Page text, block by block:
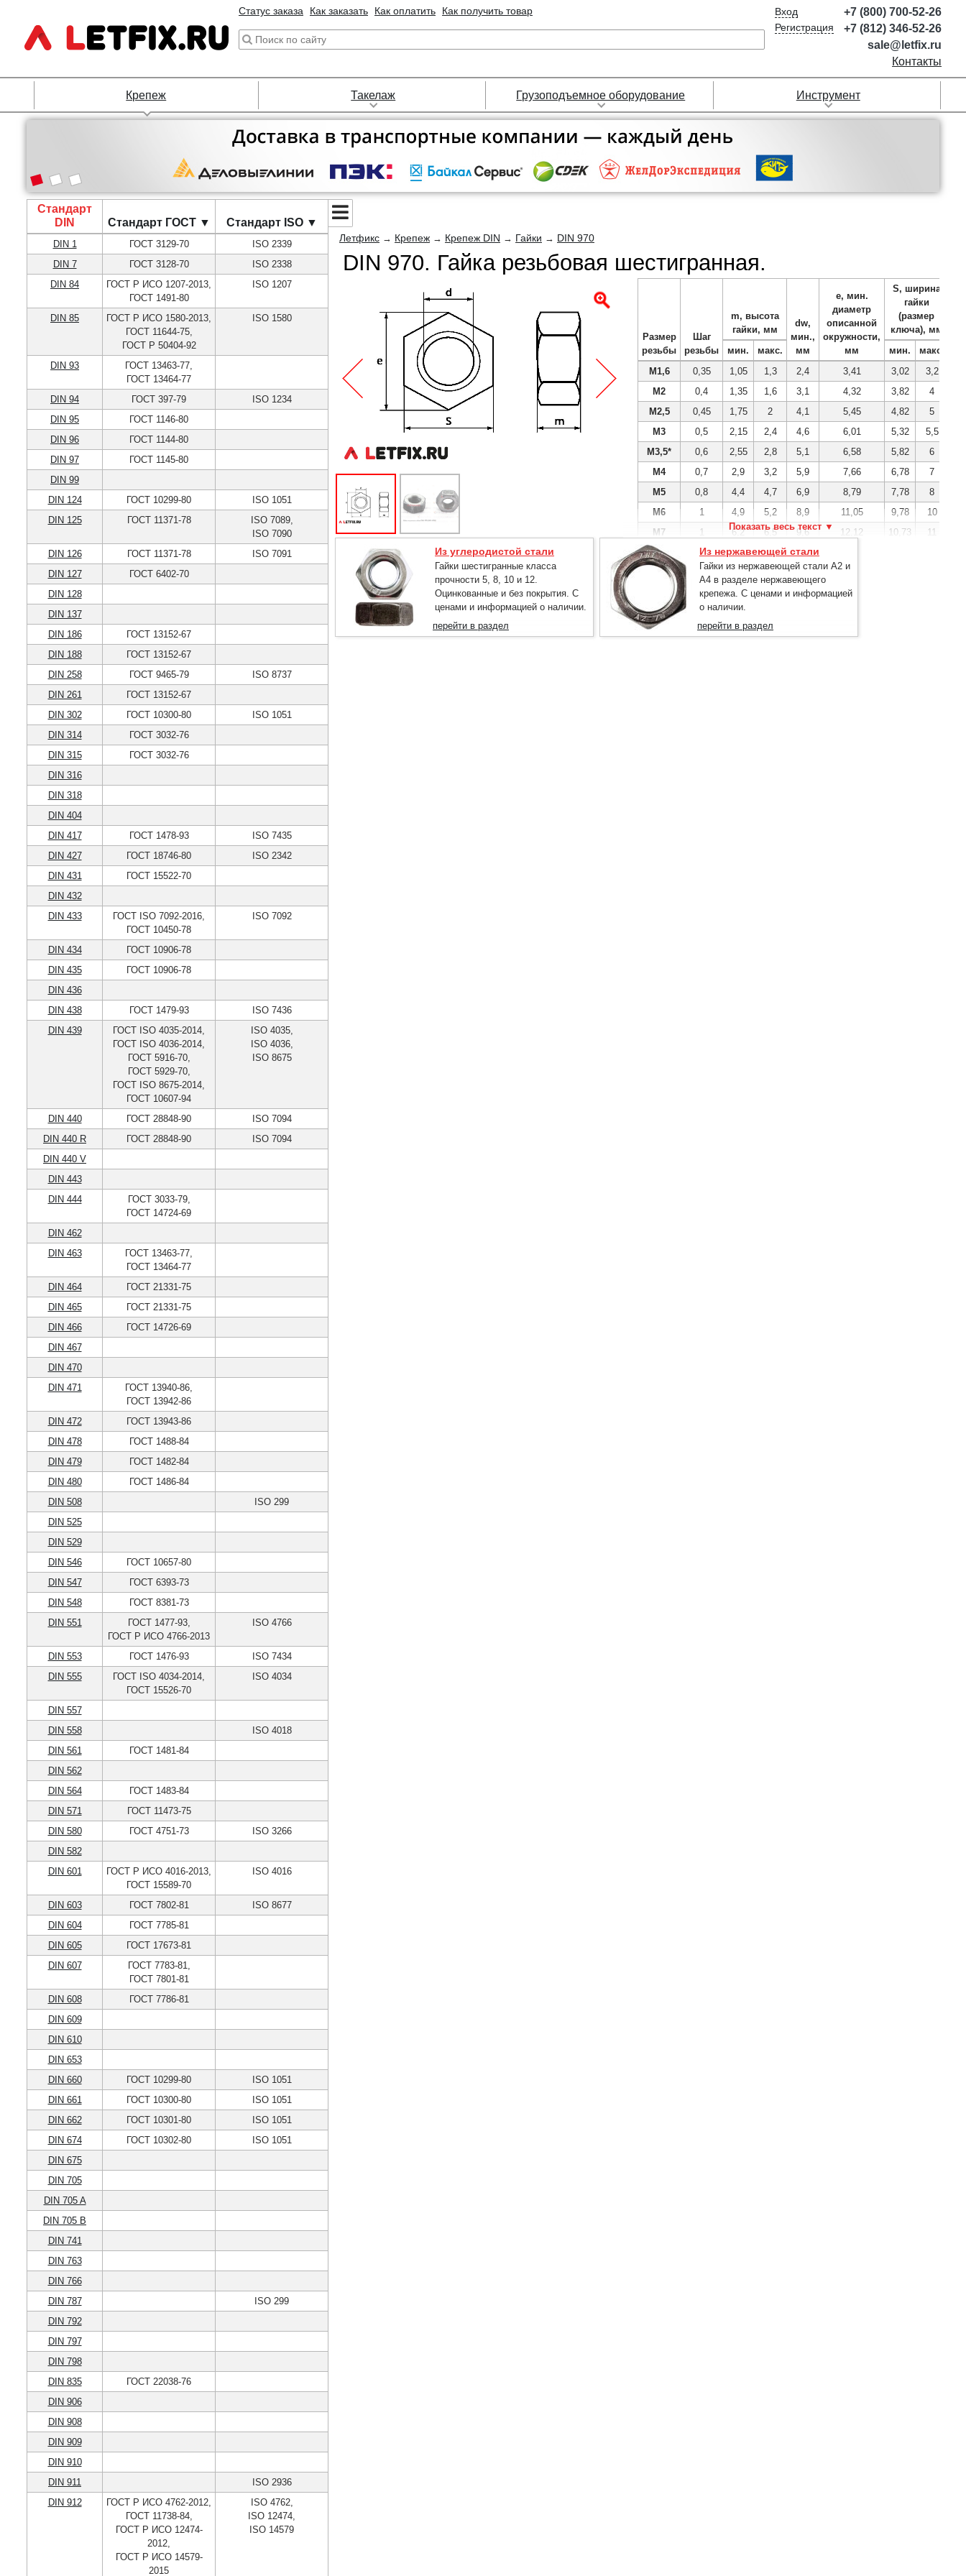
Статус заказа Как заказать Как оплатить Как получить товар
Вход
Регистрация
+7 (800) 700-52-26
+7 (812) 346-52-26
sale@letfix.ru
Контакты
Крепеж Такелаж Грузоподъемное оборудование Инструмент
Стандарт
DIN
Стандарт ГОСТ ▼ Стандарт ISO ▼
DIN 1 ГОСТ 3129-70
ISO 2339
DIN 7
ГОСТ 3128-70
ISO 2338
DIN 84
ГОСТ Р ИСО 1207-2013,
ГОСТ 1491-80
ISO 1207
DIN 85
ГОСТ Р ИСО 1580-2013,
ГОСТ 11644-75,
ГОСТ Р 50404-92
ISO 1580
DIN 93
ГОСТ 13463-77,
ГОСТ 13464-77
DIN 94
ГОСТ 397-79
ISO 1234
DIN 95
ГОСТ 1146-80
DIN 96
ГОСТ 1144-80
DIN 97
ГОСТ 1145-80
DIN 99
DIN 124
ГОСТ 10299-80
ISO 1051
DIN 125
ГОСТ 11371-78
ISO 7089,
ISO 7090
DIN 126
ГОСТ 11371-78
ISO 7091
DIN 127
ГОСТ 6402-70
DIN 128
DIN 137
DIN 186
ГОСТ 13152-67
DIN 188
ГОСТ 13152-67
DIN 258
ГОСТ 9465-79
ISO 8737
DIN 261
ГОСТ 13152-67
DIN 302
ГОСТ 10300-80
ISO 1051
DIN 314
ГОСТ 3032-76
DIN 315
ГОСТ 3032-76
DIN 316
DIN 318
DIN 404
DIN 417
ГОСТ 1478-93
ISO 7435
DIN 427
ГОСТ 18746-80
ISO 2342
DIN 431
ГОСТ 15522-70
DIN 432
DIN 433
ГОСТ ISO 7092-2016,
ГОСТ 10450-78
ISO 7092
DIN 434
ГОСТ 10906-78
DIN 435
ГОСТ 10906-78
DIN 436
DIN 438
ГОСТ 1479-93
ISO 7436
DIN 439
ГОСТ ISO 4035-2014,
ГОСТ ISO 4036-2014,
ГОСТ 5916-70,
ГОСТ 5929-70,
ГОСТ ISO 8675-2014,
ГОСТ 10607-94
ISO 4035,
ISO 4036,
ISO 8675
DIN 440 ГОСТ 28848-90
ISO 7094
DIN 440 R
ГОСТ 28848-90
ISO 7094
DIN 440 V
DIN 443
DIN 444
ГОСТ 3033-79,
ГОСТ 14724-69
DIN 462
DIN 463
ГОСТ 13463-77,
ГОСТ 13464-77
DIN 464
ГОСТ 21331-75
DIN 465
ГОСТ 21331-75
DIN 466
ГОСТ 14726-69
DIN 467
DIN 470
DIN 471
ГОСТ 13940-86,
ГОСТ 13942-86
DIN 472
ГОСТ 13943-86
DIN 478
ГОСТ 1488-84
DIN 479
ГОСТ 1482-84
DIN 480
ГОСТ 1486-84
DIN 508
ISO 299
DIN 525
DIN 529
DIN 546
ГОСТ 10657-80
DIN 547
ГОСТ 6393-73
DIN 548
ГОСТ 8381-73
DIN 551
ГОСТ 1477-93,
ГОСТ Р ИСО 4766-2013
ISO 4766
DIN 553 ГОСТ 1476-93
ISO 7434
DIN 555
ГОСТ ISO 4034-2014,
ГОСТ 15526-70
ISO 4034
DIN 557
DIN 558
ISO 4018
DIN 561
ГОСТ 1481-84
DIN 562
DIN 564
ГОСТ 1483-84
DIN 571
ГОСТ 11473-75
DIN 580
ГОСТ 4751-73
ISO 3266
DIN 582
DIN 601
ГОСТ Р ИСО 4016-2013,
ГОСТ 15589-70
ISO 4016
DIN 603 ГОСТ 7802-81
ISO 8677
DIN 604
ГОСТ 7785-81
DIN 605
ГОСТ 17673-81
DIN 607
ГОСТ 7783-81,
ГОСТ 7801-81
DIN 608
ГОСТ 7786-81
DIN 609
DIN 610
DIN 653
DIN 660
ГОСТ 10299-80
ISO 1051
DIN 661
ГОСТ 10300-80
ISO 1051
DIN 662
ГОСТ 10301-80
ISO 1051
DIN 674
ГОСТ 10302-80
ISO 1051
DIN 675
DIN 705
DIN 705 A
DIN 705 B
DIN 741
DIN 763
DIN 766
DIN 787
ISO 299
DIN 792
DIN 797
DIN 798
DIN 835
ГОСТ 22038-76
DIN 906
DIN 908
DIN 909
DIN 910
DIN 911
ISO 2936
DIN 912
ГОСТ Р ИСО 4762-2012,
ГОСТ 11738-84,
ГОСТ Р ИСО 12474-
2012,
ГОСТ Р ИСО 14579-
2015
ISO 4762,
ISO 12474,
ISO 14579
Летфикс → Крепеж → Крепеж DIN → Гайки → DIN 970
DIN 970. Гайка резьбовая шестигранная.
Размер
резьбы
Шаг
резьбы
m, высота
гайки, мм
dw,
мин.,
мм
e, мин.
диаметр
описанной
окружности,
мм
S, ширина
гайки
(размер
ключа), мм
мин.
макс. мин.
макс.
М1,6
0,35 1,05 1,3 2,4 3,41 3,02
3,2
М2
0,4 1,35 1,6 3,1 4,32 3,82
4
М2,5
0,45 1,75 2 4,1 5,45 4,82
5
М3
0,5 2,15 2,4 4,6 6,01 5,32
5,5
М3,5*
0,6 2,55 2,8 5,1 6,58 5,82
6
М4
0,7 2,9 3,2 5,9 7,66 6,78
7
М5
0,8 4,4 4,7 6,9 8,79 7,78
8
М6
1 4,9 5,2 8,9 11,05 9,78
10
М7
1 6,2 6,5 9,6 12,12 10,73
11
М8
1,25 6,44 6,8 11,6
М10
1,5 8,04 8,4 14,6 17,77
1,75 10,37 10,8 16,6 20,03
М14*
2 12,1
М16
2 14,1 14,8
Из углеродистой стали
Гайки шестигранные класса
прочности 5, 8, 10 и 12.
Оцинкованные и без покрытия. С
ценами и информацией о наличии.
перейти в раздел
Из нержавеющей стали
Гайки из нержавеющей стали А2 и
А4 в разделе нержавеющего
крепежа. С ценами и информацией
о наличии.
перейти в раздел